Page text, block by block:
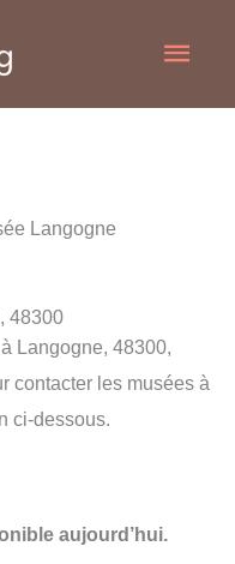
Langogne
48300
Langogne, 48300,
contacter les musées à
ci-dessous.
aujourd’hui.